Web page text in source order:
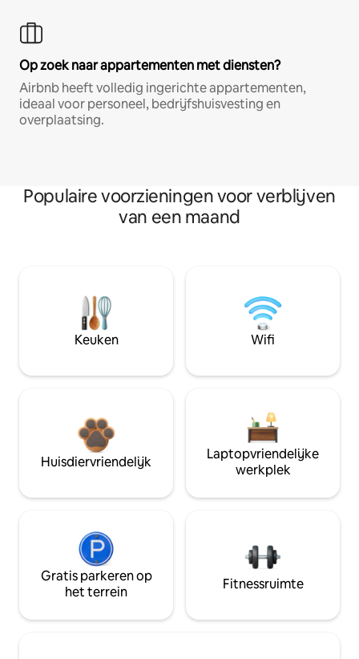
Op zoek naar appartementen met diensten?
Airbnb heeft volledig ingerichte appartementen,
ideaal voor personeel, bedrijfshuisvesting en
overplaatsing.
Populaire voorzieningen voor verblijven
van een maand
Keuken Wifi
Huisdiervriendelijk
Laptopvriendelijke
werkplek
Gratis parkeren op
het terrein
Fitnessruimte